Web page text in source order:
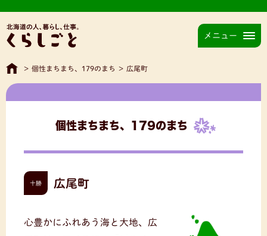
メニュー
> 個性まちまち、179のまち > 広尾町
個性まちまち、179のまち
十勝 広尾町
心豊かにふれあう海と大地、広